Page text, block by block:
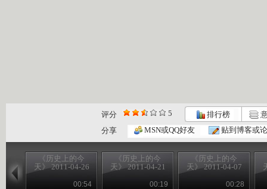
评分 5 排行榜
分享
MSN或QQ好友 贴到博客或
《历史上的今
天》 2011-04-26
00:54
《历史上的今
天》 2011-04-21
00:19
《历史上的今
天》 2011-04-07
00:28